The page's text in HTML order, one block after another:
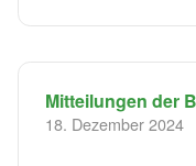
Mitteilungen der
18. Dezember 2024